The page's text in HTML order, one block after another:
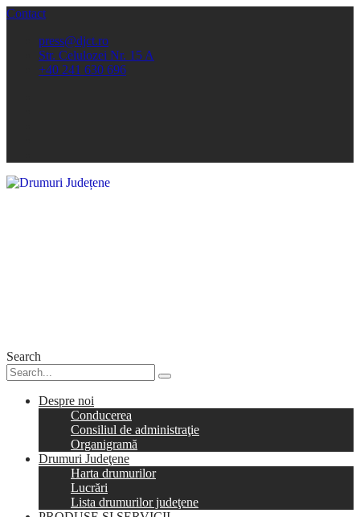
Contact
press@djct.ro
Str. Celulozei Nr. 15 A
+40 241 630 696
Search
Despre noi
Conducerea
Consiliul de administraţie
Organigramă
Drumuri Judeţene
Harta drumurilor
Lucrări
Lista drumurilor judeţene